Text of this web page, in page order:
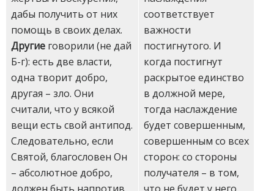
дабы получить от них
помощь в своих делах.
Другие говорили (не дай
Б-г): есть две власти,
одна творит добро,
другая – зло. Они
считали, что у всякой
вещи есть свой антипод.
Следовательно, если
Святой, благословен Он
– абсолютное добро,
соответствует
важности
постигнутого. И
когда постигнут
раскрытое единство
в должной мере,
тогда наслаждение
будет совершенным,
совершенным со всех
сторон: со стороны
получателя – в том,